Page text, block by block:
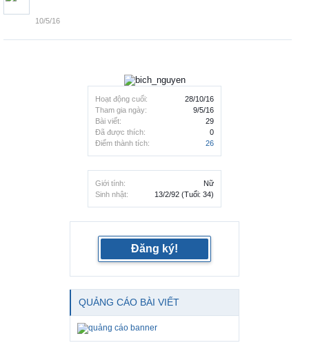
Hoạt động cuối:
28/10/16
Tham gia ngày:
9/5/16
Bài viết:
29
Đã được thích:
0
Điểm thành tích:
26
Giới tính:
Nữ
Sinh nhật:
13/2/92 (Tuổi: 34)
10/5/16
Đăng ký!
QUẢNG CÁO BÀI VIẾT